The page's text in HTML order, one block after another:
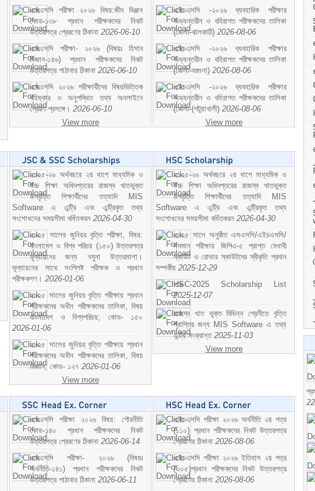
এসএসসি পরীক্ষা ২০২৬ বিষয়:জীব বিঞ্জান
কোড-১৩৮ প্রধান পরীক্ষকদের নিকট
উত্তরপত্র প্রেরণের ঠিকানা 2026-06-10
এসএসসি পরীক্ষা- ২০২৬ (বিষয়ঃ হিসাব
বিজ্ঞান-১৪৬) প্রধান পরীক্ষকদের নিকট
উত্তরপত্র পাঠাবার ঠিকানা 2026-06-10
এসএসসি ২০২৬ পরীক্ষার্থীদের বিষয়ভিত্তিক
বহিষ্কার ও অনুপস্থিত তথ্য অনলাইনে
প্রেরণ প্রসঙ্গে। 2026-06-10
View more
এইচএসসি -২০২৬ ব্যবহারিক পরীক্ষার
অভ্যন্তরীন ও বহিরাগত পরীক্ষকদের তালিকা
(জেলা-ঝালকাঠি) 2026-08-06
এইচএসসি -২০২৬ ব্যবহারিক পরীক্ষার
অভ্যন্তরীন ও বহিরাগত পরীক্ষকদের তালিকা
(জেলা-বরগুনা) 2026-08-06
এইচএসসি -২০২৬ ব্যবহারিক পরীক্ষার
অভ্যন্তরীন ও বহিরাগত পরীক্ষকদের তালিকা
(জেলা-(পটুয়াখালী) 2026-08-06
View more
২০২৫-২৬ অর্থবছরে ২য় ধাপে মাধ্যমিক ও
উচ্চ শিক্ষা অধিদপ্তরের রাজস্ব খাতভুক্ত
উপবৃত্তি শিক্ষার্থীদের তত্যাদি MIS
Software এ এন্ট্রি এবং এন্ট্রিকৃত তথ্য
সংশোধনের সময়সীমা বর্ধিতকরন 2026-04-30
২০২৫ সালের জুনিয়র বৃত্তি পরীক্ষা, বিষয়:
বাংলাদেশ ও বিশ্ব পরিচয় (১৫০) উত্তরপত্র
মূল্যায়নের জন্য নমুনা উত্তরমালা।
মূল্যায়নের সাথে সংশ্লিষ্ট পরীক্ষক ও প্রধান
পরীক্ষকগণ। 2026-01-06
২০২৫ সালের জুনিয়র বৃত্তি পরীক্ষায় প্রধান
পরীক্ষকদের অধীন পরীক্ষকদের তালিকা, বিষয়
বাংলাদেশ ও বিশ্বপরিচয়; কোড- ১৫০
2026-01-06
২০২৫ সালের জুনিয়র বৃত্তি পরীক্ষায় প্রধান
পরীক্ষকদের অধীন পরীক্ষকদের তালিকা, বিষয়
বিজ্ঞান; কোড- ১২৭ 2026-01-06
View more
২০২৫-২৬ অর্থবছরে ২য় ধাপে মাধ্যমিক ও
উচ্চ শিক্ষা অধিদপ্তরের রাজস্ব খাতভুক্ত
উপবৃত্তি শিক্ষার্থীদের তত্যাদি MIS
Software এ এন্ট্রি এবং এন্ট্রিকৃত তথ্য
সংশোধনের সময়সীমা বর্ধিতকরন 2026-04-30
২০২৫ সালে অনুষ্ঠিত এসএসসি/এইচএসসি/
সমমান পরীক্ষায় জিপিএ-৫ প্রাপ্ত মেধাবী
স্কাউট ও রোভার স্কাউটদের স্বীকৃতি প্রদান
সম্পর্কীয় 2025-12-29
HSC-2025 Scholarship List
2025-12-07
রাজস্ব খাত ভুক্ত বিভিন্ন শ্রেনীতে বৃত্তি
প্রাপ্তির জন্য MIS Software এ তথ্য
এন্ট্রি সংক্রান্ত 2025-11-03
View more
এসএসসি পরীক্ষা ২০২৬ বিষয়: পৌরনীতি
কোড-১৪০ প্রধান পরীক্ষকদের নিকট
উত্তরপত্র প্রেরণের ঠিকানা 2026-06-14
এসএসসি পরীক্ষা- ২০২৬ (বিষয়ঃ
অর্থনীতি-১৪১) প্রধান পরীক্ষকদের নিকট
উত্তরপত্র পাঠাবার ঠিকানা 2026-06-11
এইচএসসি পরীক্ষা ২০২৬ অর্থনীতি ২য় পত্র
(১১০) প্রধান পরীক্ষকদের নিকট উত্তরপত্র
প্রেরণের ঠিকানা 2026-08-06
এইচএসসি পরীক্ষা ২০২৬ ইতিহাস ২য় পত্র
(৩০৫)প্রধান পরীক্ষকদের নিকট উত্তরপত্র
প্রেরণের ঠিকানা 2026-08-06
22